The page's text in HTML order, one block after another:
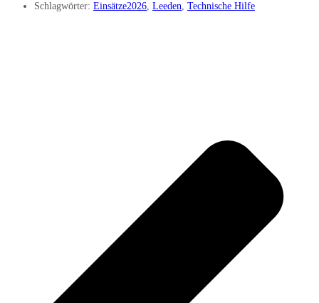
Schlagwörter: Einsätze2026, Leeden, Technische Hilfe